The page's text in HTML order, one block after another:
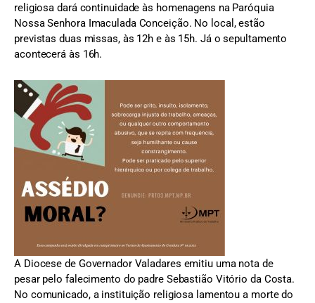
religiosa dará continuidade às homenagens na Paróquia
Nossa Senhora Imaculada Conceição. No local, estão
previstas duas missas, às 12h e às 15h. Já o sepultamento
acontecerá às 16h.
A Diocese de Governador Valadares emitiu uma nota de
pesar pelo falecimento do padre Sebastião Vitório da Costa.
No comunicado, a instituição religiosa lamentou a morte do